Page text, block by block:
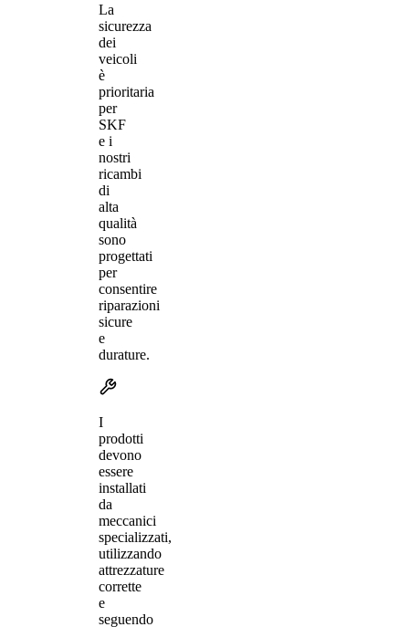
La
sicurezza
dei
veicoli
è
prioritaria
per
SKF
e i
nostri
ricambi
di
alta
qualità
sono
progettati
per
consentire
riparazioni
sicure
e
durature.
I
prodotti
devono
essere
installati
da
meccanici
specializzati,
utilizzando
attrezzature
corrette
e
seguendo